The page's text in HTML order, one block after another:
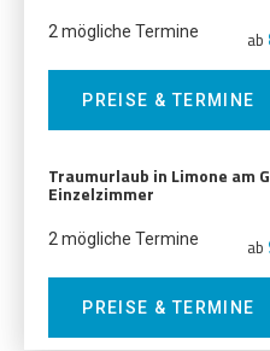
2 mögliche Termine ab
PREISE & TERMINE
Traumurlaub in Limone am
Einzelzimmer
2 mögliche Termine ab
PREISE & TERMINE